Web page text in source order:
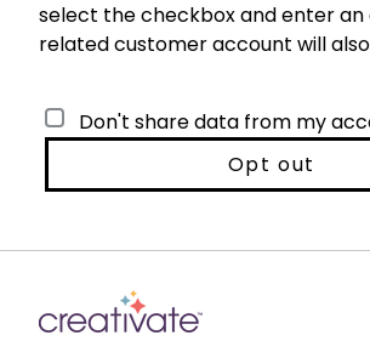
select the checkbox and enter an
related customer account will
Don't share data from my
Opt out